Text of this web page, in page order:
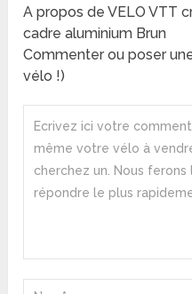
A propos de VELO VTT
cadre aluminium Brun
Commenter ou poser
vélo !)